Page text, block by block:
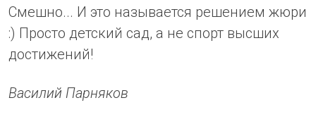
Смешно... И это называется решением жюри
:) Просто детский сад, а не спорт высших
достижений!
Василий Парняков